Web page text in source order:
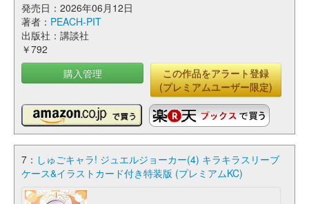
発売日：2026年06月12日
著者： PEACH-PIT
出版社：講談社
￥792
購入管理
この作品をアラート登録
(プレミアムユーザー限定)
7： しゅごキャラ! ジュエルジョーカー(4) キラキラスリーブ
ケース&イラストカード付き特装版 (プレミアムKC)